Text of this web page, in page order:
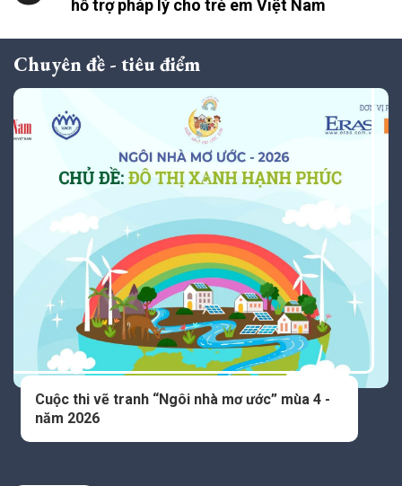
hỗ trợ pháp lý cho trẻ em Việt Nam
Chuyên đề - tiêu điểm
Cuộc thi vẽ tranh “Ngôi nhà mơ ước” mùa 4 -
năm 2026